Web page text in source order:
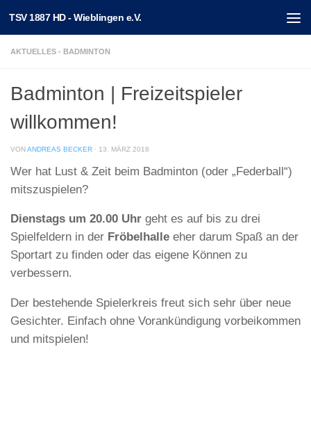
Unter dem Inhalt
TSV 1887 HD - Wieblingen e.V.
AKTUELLES - BADMINTON
Badminton | Freizeitspieler
willkommen!
VONANDREAS BECKER · 13. MÄRZ 2018
Wer hat Lust & Zeit beim Badminton (oder „Federball“)
mitszuspielen?
Dienstags um 20.00 Uhr geht es auf bis zu drei
Spielfeldern in der Fröbelhalle eher darum Spaß an der
Sportart zu finden oder das eigene Können zu
verbessern.
Der bestehende Spielerkreis freut sich sehr über neue
Gesichter. Einfach ohne Vorankündigung vorbeikommen
und mitspielen!